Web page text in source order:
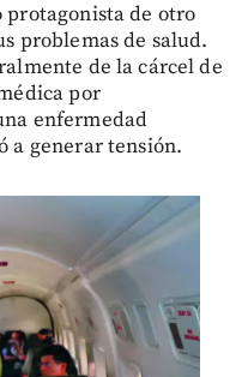
protagonista de otro
problemas de salud.
de la cárcel de
por
enfermedad
a generar tensión.